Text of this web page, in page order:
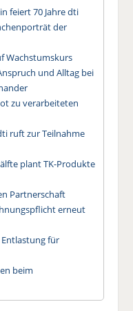
feiert 70 Jahre dti
der
Wachstumskurs
und Alltag bei
zu verarbeiteten
ruft zur Teilnahme
plant TK-Produkte
Partnerschaft
erneut
für
beim